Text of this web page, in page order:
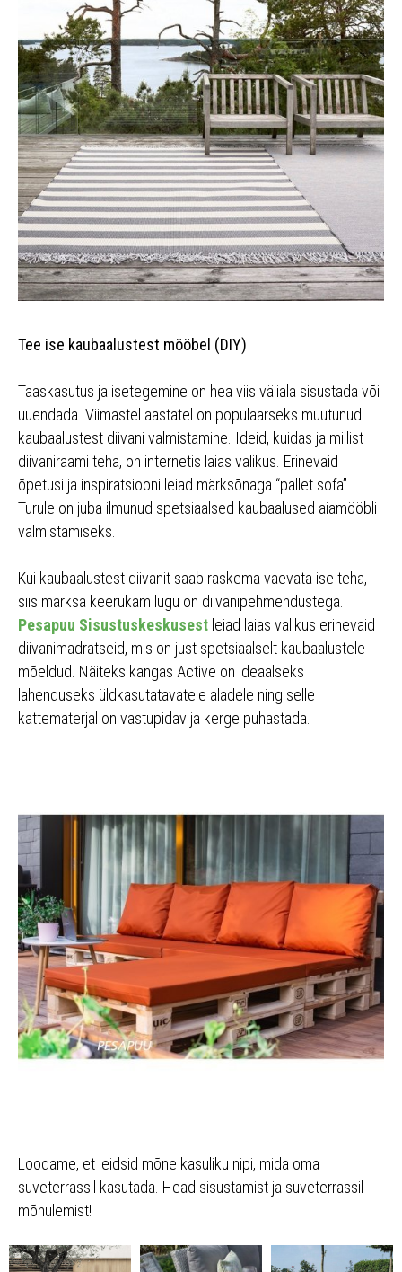
Tee ise kaubaalustest mööbel (DIY)
Taaskasutus ja isetegemine on hea viis väliala sisustada või
uuendada. Viimastel aastatel on populaarseks muutunud
kaubaalustest diivani valmistamine. Ideid, kuidas ja millist
diivaniraami teha, on internetis laias valikus. Erinevaid
õpetusi ja inspiratsiooni leiad märksõnaga “pallet sofa”.
Turule on juba ilmunud spetsiaalsed kaubaalused aiamööbli
valmistamiseks.
Kui kaubaalustest diivanit saab raskema vaevata ise teha,
siis märksa keerukam lugu on diivanipehmendustega.
Pesapuu Sisustuskeskusest leiad laias valikus erinevaid
diivanimadratseid, mis on just spetsiaalselt kaubaalustele
mõeldud. Näiteks kangas Active on ideaalseks
lahenduseks üldkasutatavatele aladele ning selle
kattematerjal on vastupidav ja kerge puhastada.
Loodame, et leidsid mõne kasuliku nipi, mida oma
suveterrassil kasutada. Head sisustamist ja suveterrassil
mõnulemist!